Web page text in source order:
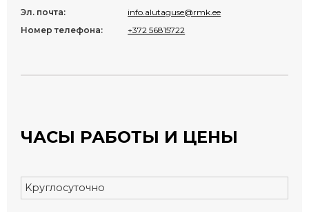
Эл. почта:
info.alutaguse@rmk.ee
Номер телефона:
+372 56815722
ЧАСЫ РАБОТЫ И ЦЕНЫ
Kруглосуточно